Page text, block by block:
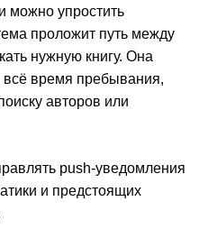
можно упростить
проложит путь между
нужную книгу. Она
всё время пребывания,
авторов или
push-уведомления
и предстоящих